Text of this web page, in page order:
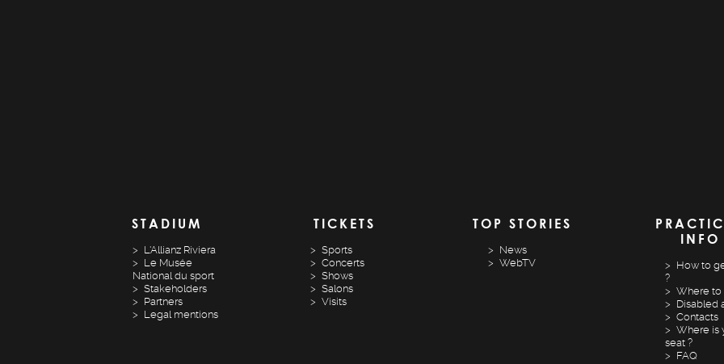
STADIUM
L'Allianz Riviera
Le Musée
National du sport
Stakeholders
Partners
Legal mentions
TICKETS
Sports
Concerts
Shows
Salons
Visits
TOP STORIES
News
WebTV
INFO
How to
?
Where to
Disabled
Contacts
Where is
seat ?
FAQ